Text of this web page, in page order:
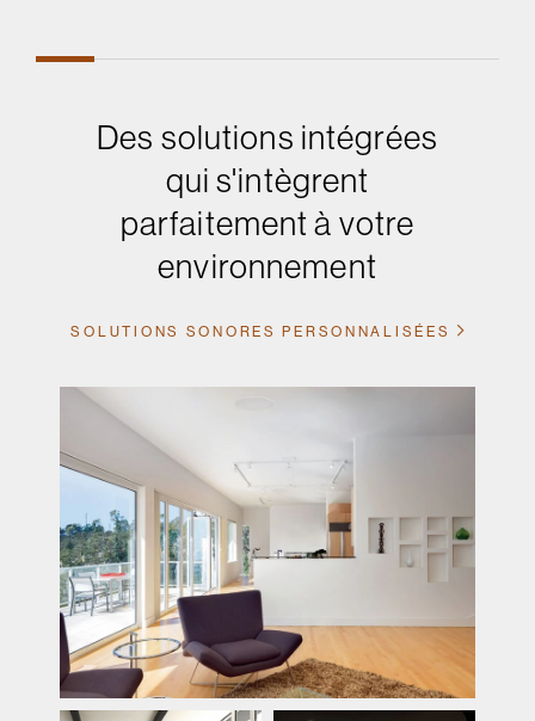
Des solutions intégrées
qui s'intègrent
parfaitement à votre
environnement
SOLUTIONS SONORES PERSONNALISÉES